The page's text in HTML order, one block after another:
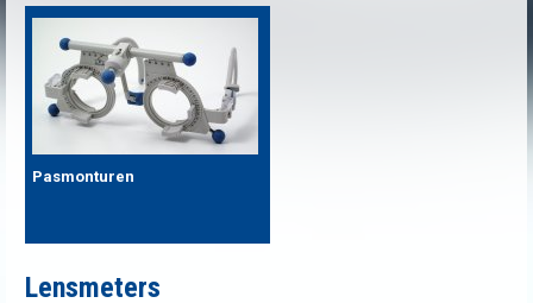
Pasmonturen
Lensmeters